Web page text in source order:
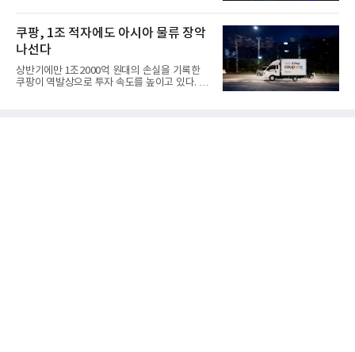
쿠팡, 1조 적자에도 아시아 물류 장악
나선다
상반기에만 1조2000억 원대의 손실을 기록한
쿠팡이 역발상으로 투자 속도를 높이고 있다. 이